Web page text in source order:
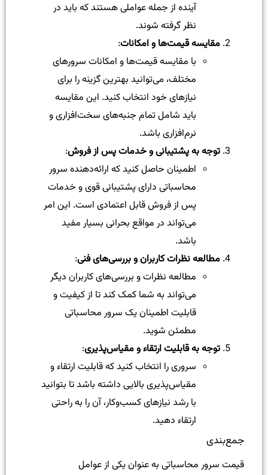
آینده از جمله عواملی هستند که باید در
نظر گرفته شوند.
مقایسه قیمت‌ها و امکانات:
با مقایسه قیمت‌ها و امکانات سرورهای
مختلف، می‌توانید بهترین گزینه را برای
نیازهای خود انتخاب کنید. این مقایسه
باید شامل تمام جنبه‌های سخت‌افزاری و
نرم‌افزاری باشد.
توجه به پشتیبانی و خدمات پس از فروش:
اطمینان حاصل کنید که ارائه‌دهنده سرور
محاسباتی دارای پشتیبانی قوی و خدمات
پس از فروش قابل اعتمادی است. این امر
می‌تواند در مواقع بحرانی بسیار مفید
باشد.
مطالعه نظرات کاربران و بررسی‌های فنی:
مطالعه نظرات و بررسی‌های کاربران دیگر
می‌تواند به شما کمک کند تا از کیفیت و
قابلیت اطمینان یک سرور محاسباتی
مطمئن شوید.
توجه به قابلیت ارتقاء و مقیاس‌پذیری:
سروری را انتخاب کنید که قابلیت ارتقاء و
مقیاس‌پذیری بالایی داشته باشد تا بتوانید
با رشد نیازهای کسب‌وکار، آن را به راحتی
ارتقاء دهید.
جمع‌بندی
قیمت سرور محاسباتی به عنوان یکی از عوامل